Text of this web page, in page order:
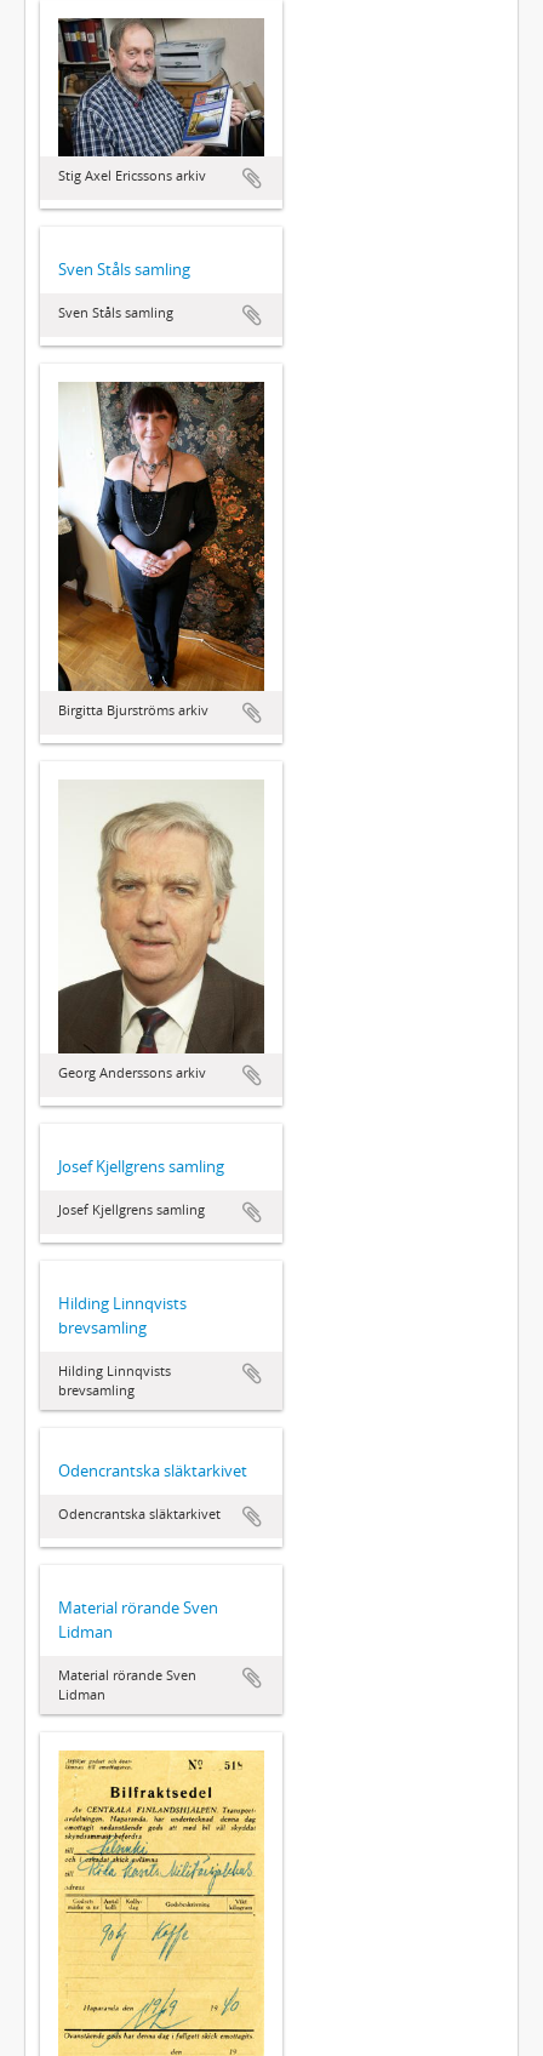
Stig Axel Ericssons arkiv
Sven Ståls samling
Sven Ståls samling
Birgitta Bjurströms arkiv
Georg Anderssons arkiv
Josef Kjellgrens samling
Josef Kjellgrens samling
Hilding Linnqvists
brevsamling
Hilding Linnqvists
brevsamling
Odencrantska släktarkivet
Odencrantska släktarkivet
Material rörande Sven
Lidman
Material rörande Sven
Lidman